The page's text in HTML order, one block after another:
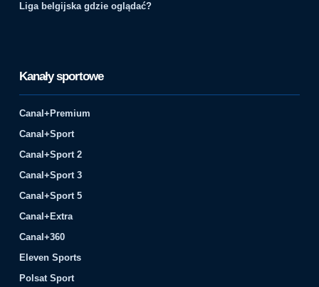
Liga belgijska gdzie oglądać?
Kanały sportowe
Canal+Premium
Canal+Sport
Canal+Sport 2
Canal+Sport 3
Canal+Sport 5
Canal+Extra
Canal+360
Eleven Sports
Polsat Sport